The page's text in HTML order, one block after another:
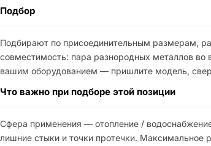
Подбор
Подбирают по присоединительным размерам,
совместимость: пара разнородных металлов
вашим оборудованием — пришлите модель,
Что важно при подборе этой позиции
Сфера применения — отопление /
лишние стыки и точки протечки. Максимальное